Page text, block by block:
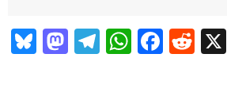
Bl M T W F R